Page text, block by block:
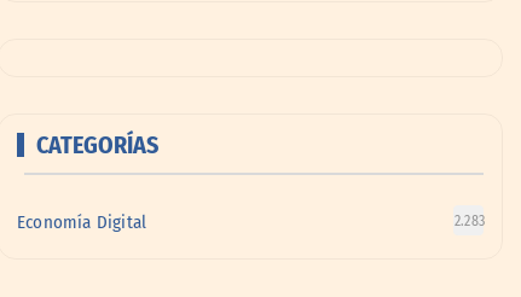
CATEGORÍAS
Economía Digital 2.283